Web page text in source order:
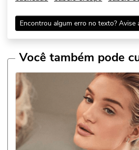
Encontrou algum erro no texto? Avise
Você também pode